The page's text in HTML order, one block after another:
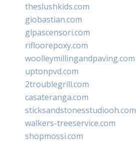
theslushkids.com
giobastian.com
glpascensori.com
rifloorepoxy.com
woolleymillingandpaving.com
uptonpvd.com
2troublegrill.com
casateranga.com
sticksandstonesstudiooh.com
walkers-treeservice.com
shopmossi.com